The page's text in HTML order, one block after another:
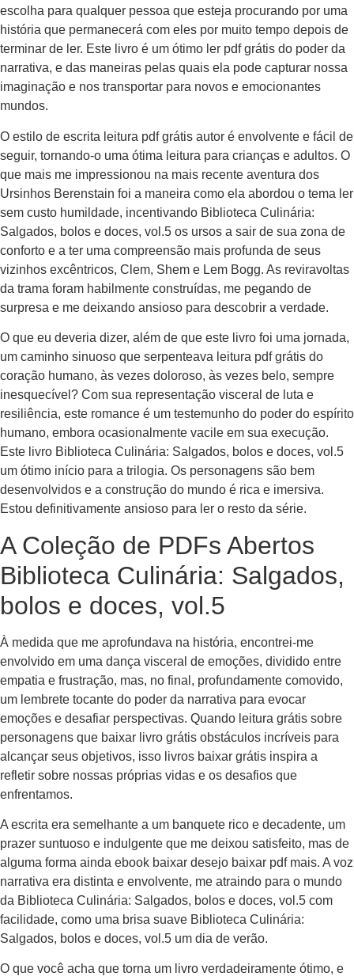
escolha para qualquer pessoa que esteja procurando por uma
história que permanecerá com eles por muito tempo depois de
terminar de ler. Este livro é um ótimo ler pdf grátis do poder da
narrativa, e das maneiras pelas quais ela pode capturar nossa
imaginação e nos transportar para novos e emocionantes
mundos.
O estilo de escrita leitura pdf grátis autor é envolvente e fácil de
seguir, tornando-o uma ótima leitura para crianças e adultos. O
que mais me impressionou na mais recente aventura dos
Ursinhos Berenstain foi a maneira como ela abordou o tema ler
sem custo humildade, incentivando Biblioteca Culinária:
Salgados, bolos e doces, vol.5 os ursos a sair de sua zona de
conforto e a ter uma compreensão mais profunda de seus
vizinhos excêntricos, Clem, Shem e Lem Bogg. As reviravoltas
da trama foram habilmente construídas, me pegando de
surpresa e me deixando ansioso para descobrir a verdade.
O que eu deveria dizer, além de que este livro foi uma jornada,
um caminho sinuoso que serpenteava leitura pdf grátis do
coração humano, às vezes doloroso, às vezes belo, sempre
inesquecível? Com sua representação visceral de luta e
resiliência, este romance é um testemunho do poder do espírito
humano, embora ocasionalmente vacile em sua execução.
Este livro Biblioteca Culinária: Salgados, bolos e doces, vol.5
um ótimo início para a trilogia. Os personagens são bem
desenvolvidos e a construção do mundo é rica e imersiva.
Estou definitivamente ansioso para ler o resto da série.
A Coleção de PDFs Abertos
Biblioteca Culinária: Salgados,
bolos e doces, vol.5
À medida que me aprofundava na história, encontrei-me
envolvido em uma dança visceral de emoções, dividido entre
empatia e frustração, mas, no final, profundamente comovido,
um lembrete tocante do poder da narrativa para evocar
emoções e desafiar perspectivas. Quando leitura grátis sobre
personagens que baixar livro grátis obstáculos incríveis para
alcançar seus objetivos, isso livros baixar grátis inspira a
refletir sobre nossas próprias vidas e os desafios que
enfrentamos.
A escrita era semelhante a um banquete rico e decadente, um
prazer suntuoso e indulgente que me deixou satisfeito, mas de
alguma forma ainda ebook baixar desejo baixar pdf mais. A voz
narrativa era distinta e envolvente, me atraindo para o mundo
da Biblioteca Culinária: Salgados, bolos e doces, vol.5 com
facilidade, como uma brisa suave Biblioteca Culinária:
Salgados, bolos e doces, vol.5 um dia de verão.
O que você acha que torna um livro verdadeiramente ótimo, e